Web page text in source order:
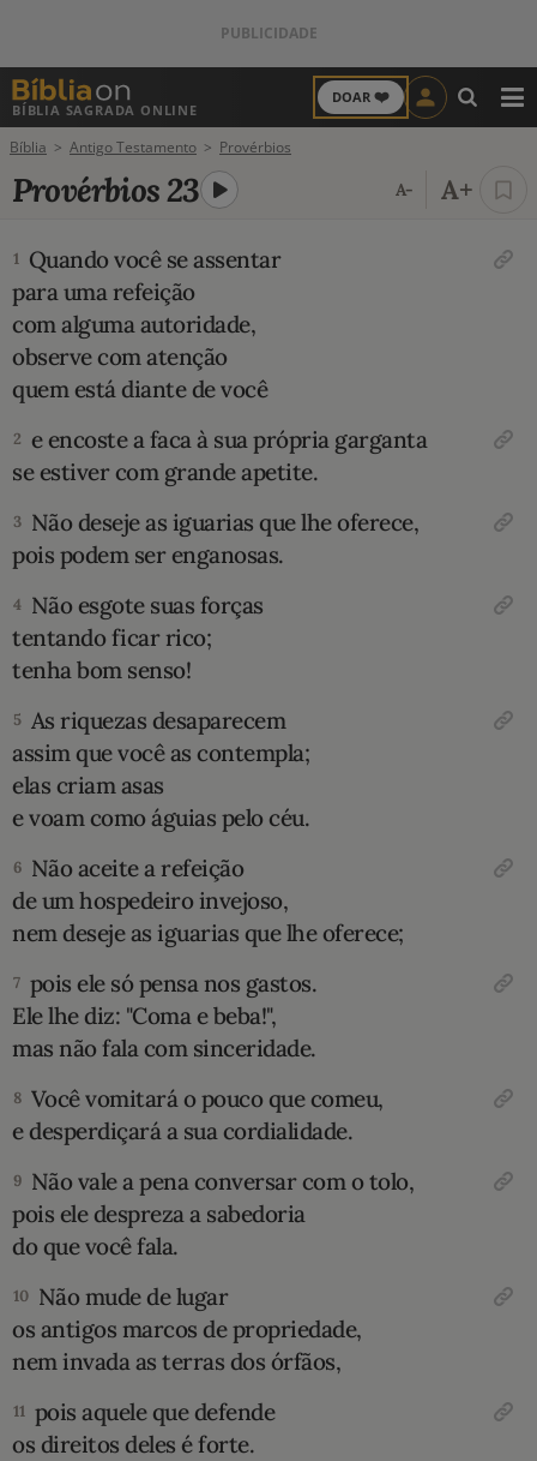
BÍBLIA SAGRADA ONLINE
DOAR ❤️
ANTIGO TESTAMENTO
VERSÍCULOS
VERSÍCULO DO DIA
PALAVRA DO DIA
SALMO DO DIA
DEVOCIONAL DIÁRIO
ESTUDOS BÍBLICOS
TEMAS
PERGUNTE À BÍBLIA IA
TERMO BÍBLICO JOGOS
QUEM SOMOS
LOJA BÍBLIAON
Bíblia Antigo Testamento Provérbios
Provérbios 23 A- A+
1 Quando você se assentar
para uma refeição
com alguma autoridade,
observe com atenção
quem está diante de você
2 e encoste a faca à sua própria garganta
se estiver com grande apetite.
3 Não deseje as iguarias que lhe oferece,
pois podem ser enganosas.
4 Não esgote suas forças
tentando ficar rico;
tenha bom senso!
5 As riquezas desaparecem
assim que você as contempla;
elas criam asas
e voam como águias pelo céu.
6 Não aceite a refeição
de um hospedeiro invejoso,
nem deseje as iguarias que lhe oferece;
7 pois ele só pensa nos gastos.
Ele lhe diz: "Coma e beba!",
mas não fala com sinceridade.
8 Você vomitará o pouco que comeu,
e desperdiçará a sua cordialidade.
9 Não vale a pena conversar com o tolo,
pois ele despreza a sabedoria
do que você fala.
10 Não mude de lugar
os antigos marcos de propriedade,
nem invada as terras dos órfãos,
11 pois aquele que defende
os direitos deles é forte.